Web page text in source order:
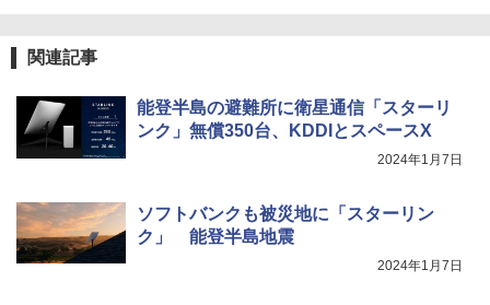
関連記事
能登半島の避難所に衛星通信「スターリ
ンク」無償350台、KDDIとスペースX
2024年1月7日
ソフトバンクも被災地に「スターリン
ク」 能登半島地震
2024年1月7日